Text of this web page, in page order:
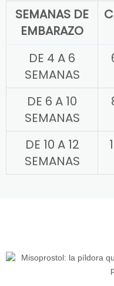
SEMANAS DE
EMBARAZO
DE 4 A 6
SEMANAS
DE 6 A 10
SEMANAS
DE 10 A 12
SEMANAS